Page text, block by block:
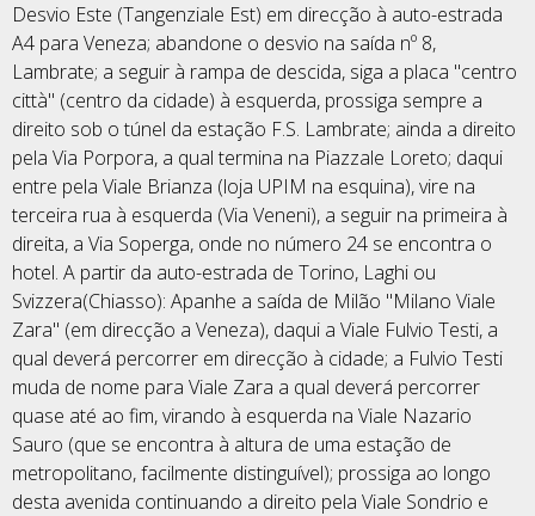
Desvio Este (Tangenziale Est) em direcção à auto-estrada
A4 para Veneza; abandone o desvio na saída nº 8,
Lambrate; a seguir à rampa de descida, siga a placa "centro
città" (centro da cidade) à esquerda, prossiga sempre a
direito sob o túnel da estação F.S. Lambrate; ainda a direito
pela Via Porpora, a qual termina na Piazzale Loreto; daqui
entre pela Viale Brianza (loja UPIM na esquina), vire na
terceira rua à esquerda (Via Veneni), a seguir na primeira à
direita, a Via Soperga, onde no número 24 se encontra o
hotel. A partir da auto-estrada de Torino, Laghi ou
Svizzera(Chiasso): Apanhe a saída de Milão "Milano Viale
Zara" (em direcção a Veneza), daqui a Viale Fulvio Testi, a
qual deverá percorrer em direcção à cidade; a Fulvio Testi
muda de nome para Viale Zara a qual deverá percorrer
quase até ao fim, virando à esquerda na Viale Nazario
Sauro (que se encontra à altura de uma estação de
metropolitano, facilmente distinguível); prossiga ao longo
desta avenida continuando a direito pela Viale Sondrio e